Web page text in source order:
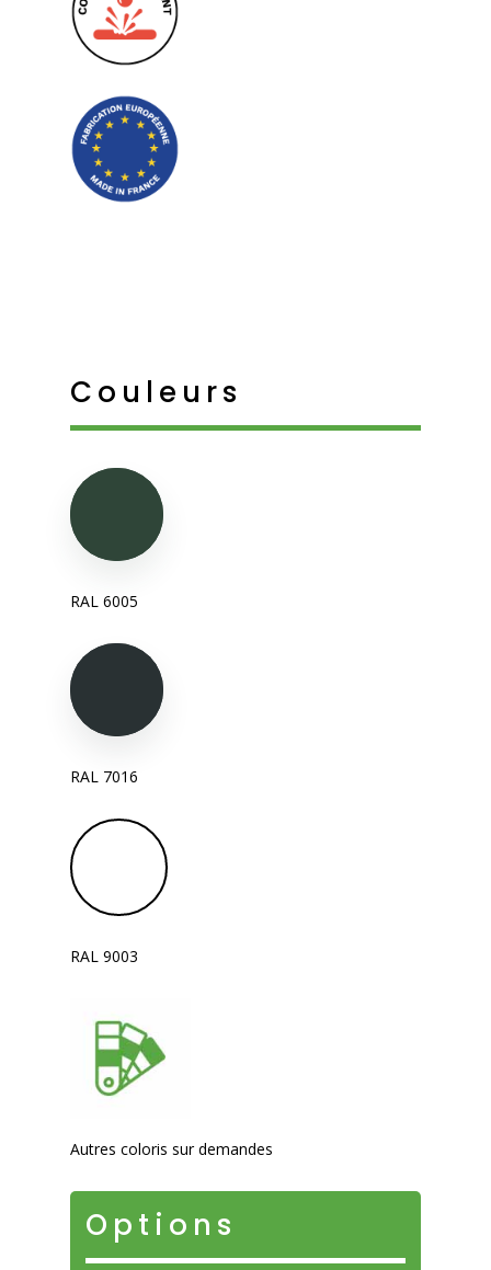
Couleurs
RAL 6005
RAL 7016
RAL 9003
Autres coloris sur demandes
Options